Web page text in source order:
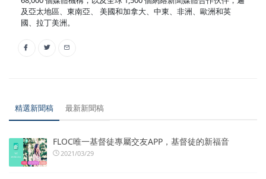
及亞太地區、東南亞、 美國和加拿大、中東、非洲、歐洲和英
國、拉丁美洲。
精選新聞稿 最新新聞稿
FLOC唯一基督徒專屬交友APP，基督徒的新福音
2021/03/29